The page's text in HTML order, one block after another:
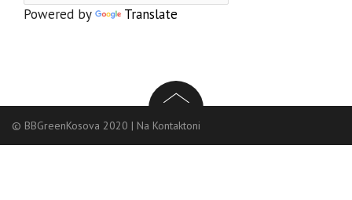
Powered by Translate
© BBGreenKosova 2020 | Na Kontaktoni